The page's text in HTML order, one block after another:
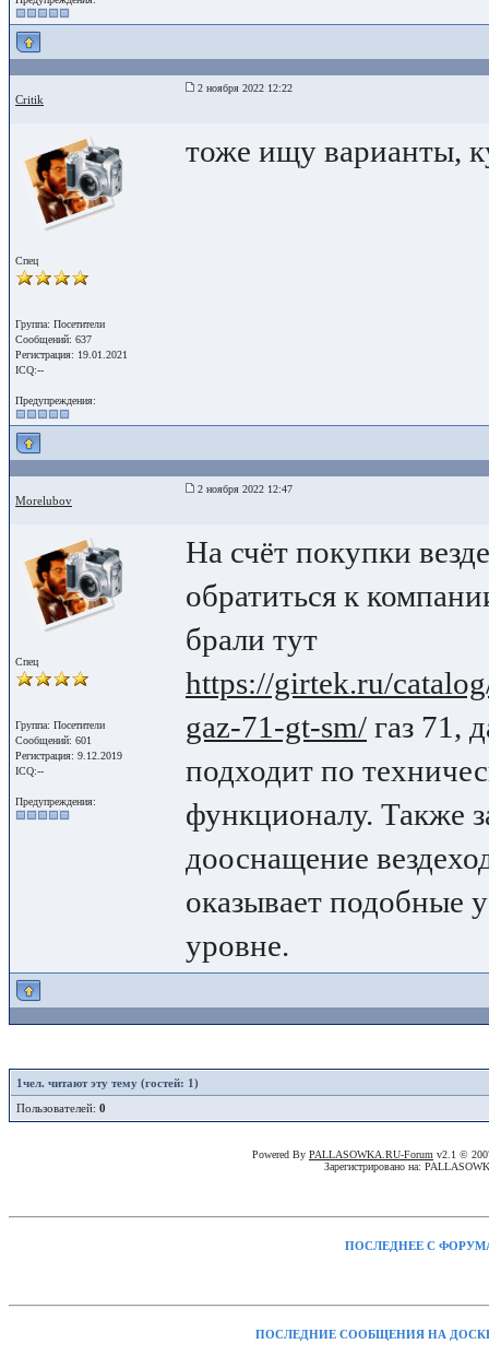
Critik
2 ноября 2022 12:22
Спец
Группа: Посетители
Сообщений: 637
Регистрация: 19.01.2021
ICQ:--
Предупреждения:
тоже ищу варианты,
Morelubov
2 ноября 2022 12:47
Спец
Группа: Посетители
Сообщений: 601
Регистрация: 9.12.2019
ICQ:--
Предупреждения:
На счёт покупки
обратиться к
брали тут
https://girtek.ru/
gaz-71-gt-sm/ газ 71,
подходит по
функционалу. Также
дооснащение
оказывает подобные
уровне.
1чел. читают эту тему (гостей: 1)
Пользователей: 0
Powered By PALLASOWKA.RU-Forum v2.1 ©
Зарегистрировано на:
ПОСЛЕДНЕЕ С
ПОСЛЕДНИЕ СООБЩЕНИЯ НА